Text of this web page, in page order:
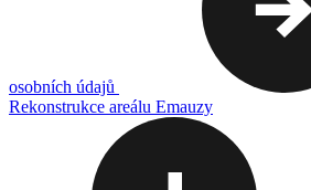
osobních údajů
Rekonstrukce areálu Emauzy